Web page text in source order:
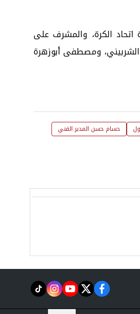
الكرة، والمشرف على
الشربيني، ومصطفى أبوزهرة
حسام حسن المدير الفني
facebook
twitter
youtube
instagram
tiktok